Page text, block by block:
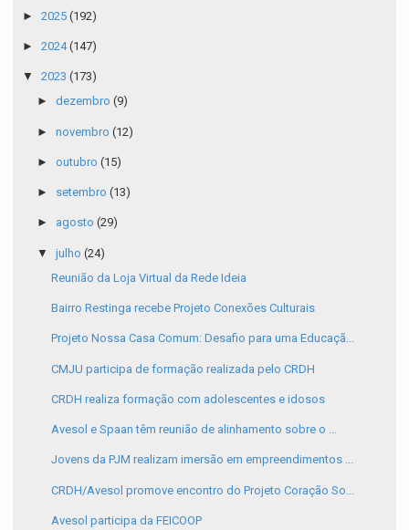
► 2025 (192)
► 2024(147)
▼ 2023 (173)
► dezembro (9)
► novembro (12)
► outubro (15)
► setembro (13)
► agosto (29)
▼ julho (24)
Reunião da Loja Virtual da Rede Ideia
Bairro Restinga recebe Projeto Conexões Culturais
Projeto Nossa Casa Comum: Desafio para uma Educaçã...
CMJU participa de formação realizada pelo CRDH
CRDH realiza formação com adolescentes e idosos
Avesol e Spaan têm reunião de alinhamento sobre o ...
Jovens da PJM realizam imersão em empreendimentos ...
CRDH/Avesol promove encontro do Projeto Coração So...
Avesol participa da FEICOOP